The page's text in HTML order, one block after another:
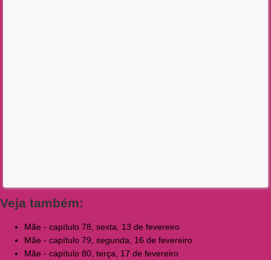
Veja também:
Mãe - capítulo 78, sexta, 13 de fevereiro
Mãe - capítulo 79, segunda, 16 de fevereiro
Mãe - capítulo 80, terça, 17 de fevereiro